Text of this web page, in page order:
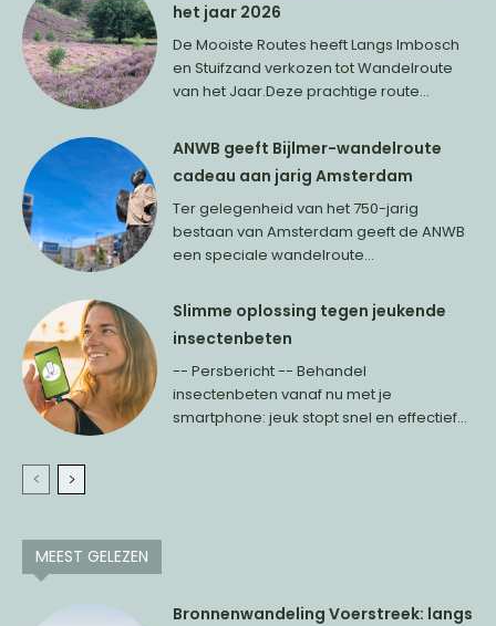
het jaar 2026
De Mooiste Routes heeft Langs Imbosch
en Stuifzand verkozen tot Wandelroute
van het Jaar.Deze prachtige route...
ANWB geeft Bijlmer-wandelroute
cadeau aan jarig Amsterdam
Ter gelegenheid van het 750-jarig
bestaan van Amsterdam geeft de ANWB
een speciale wandelroute...
Slimme oplossing tegen jeukende
insectenbeten
-- Persbericht -- Behandel
insectenbeten vanaf nu met je
smartphone: jeuk stopt snel en effectief...
MEEST GELEZEN
Bronnenwandeling Voerstreek: langs